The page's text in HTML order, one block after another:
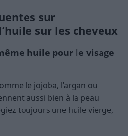
sur
sur les cheveux
huile pour le visage
le jojoba, l’argan ou
aussi bien à la peau
toujours une huile vierge,